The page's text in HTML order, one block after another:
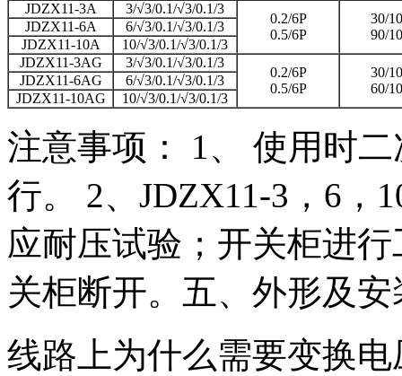
JDZX11-3A
3/√3/0.1/√3/0.1/3
0.2/6P
0.5/6P
30/
90/
JDZX11-6A
6/√3/0.1/√3/0.1/3
JDZX11-10A
10/√3/0.1/√3/0.1/3
JDZX11-3AG
3/√3/0.1/√3/0.1/3
0.2/6P
0.5/6P
30/
60/
JDZX11-6AG
6/√3/0.1/√3/0.1/3
JDZX11-10AG
10/√3/0.1/√3/0.1/3
注意事项： 1、 使用时
行。 2、JDZX11-3，6，
应耐压试验；开关柜进
关柜断开。五、外形及
线路上为什么需要变换